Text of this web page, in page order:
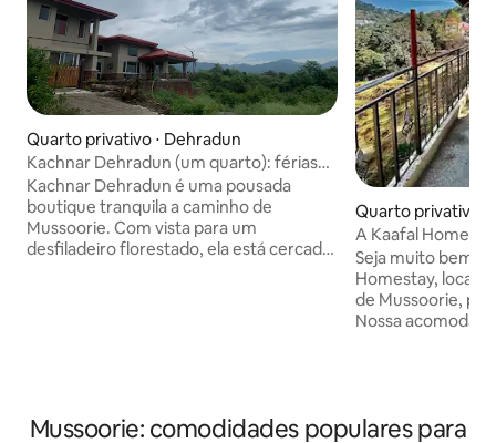
Quarto privativo ⋅ Dehradun
Kachnar Dehradun (um quarto): férias
em meio à natureza
Kachnar Dehradun é uma pousada
boutique tranquila a caminho de
Mussoorie. Com vista para um
desfiladeiro florestado, ela está cercada
Wi-Fi. Os hóspedes podem desfrutar de
observação de pássaros, caminhadas na
Quarto privativo ⋅
A Kaafal
Seja muito bem-
Homestay,
de Mussoorie,
Nossa
até a chinesa e
Mussoorie: comodidades populares para